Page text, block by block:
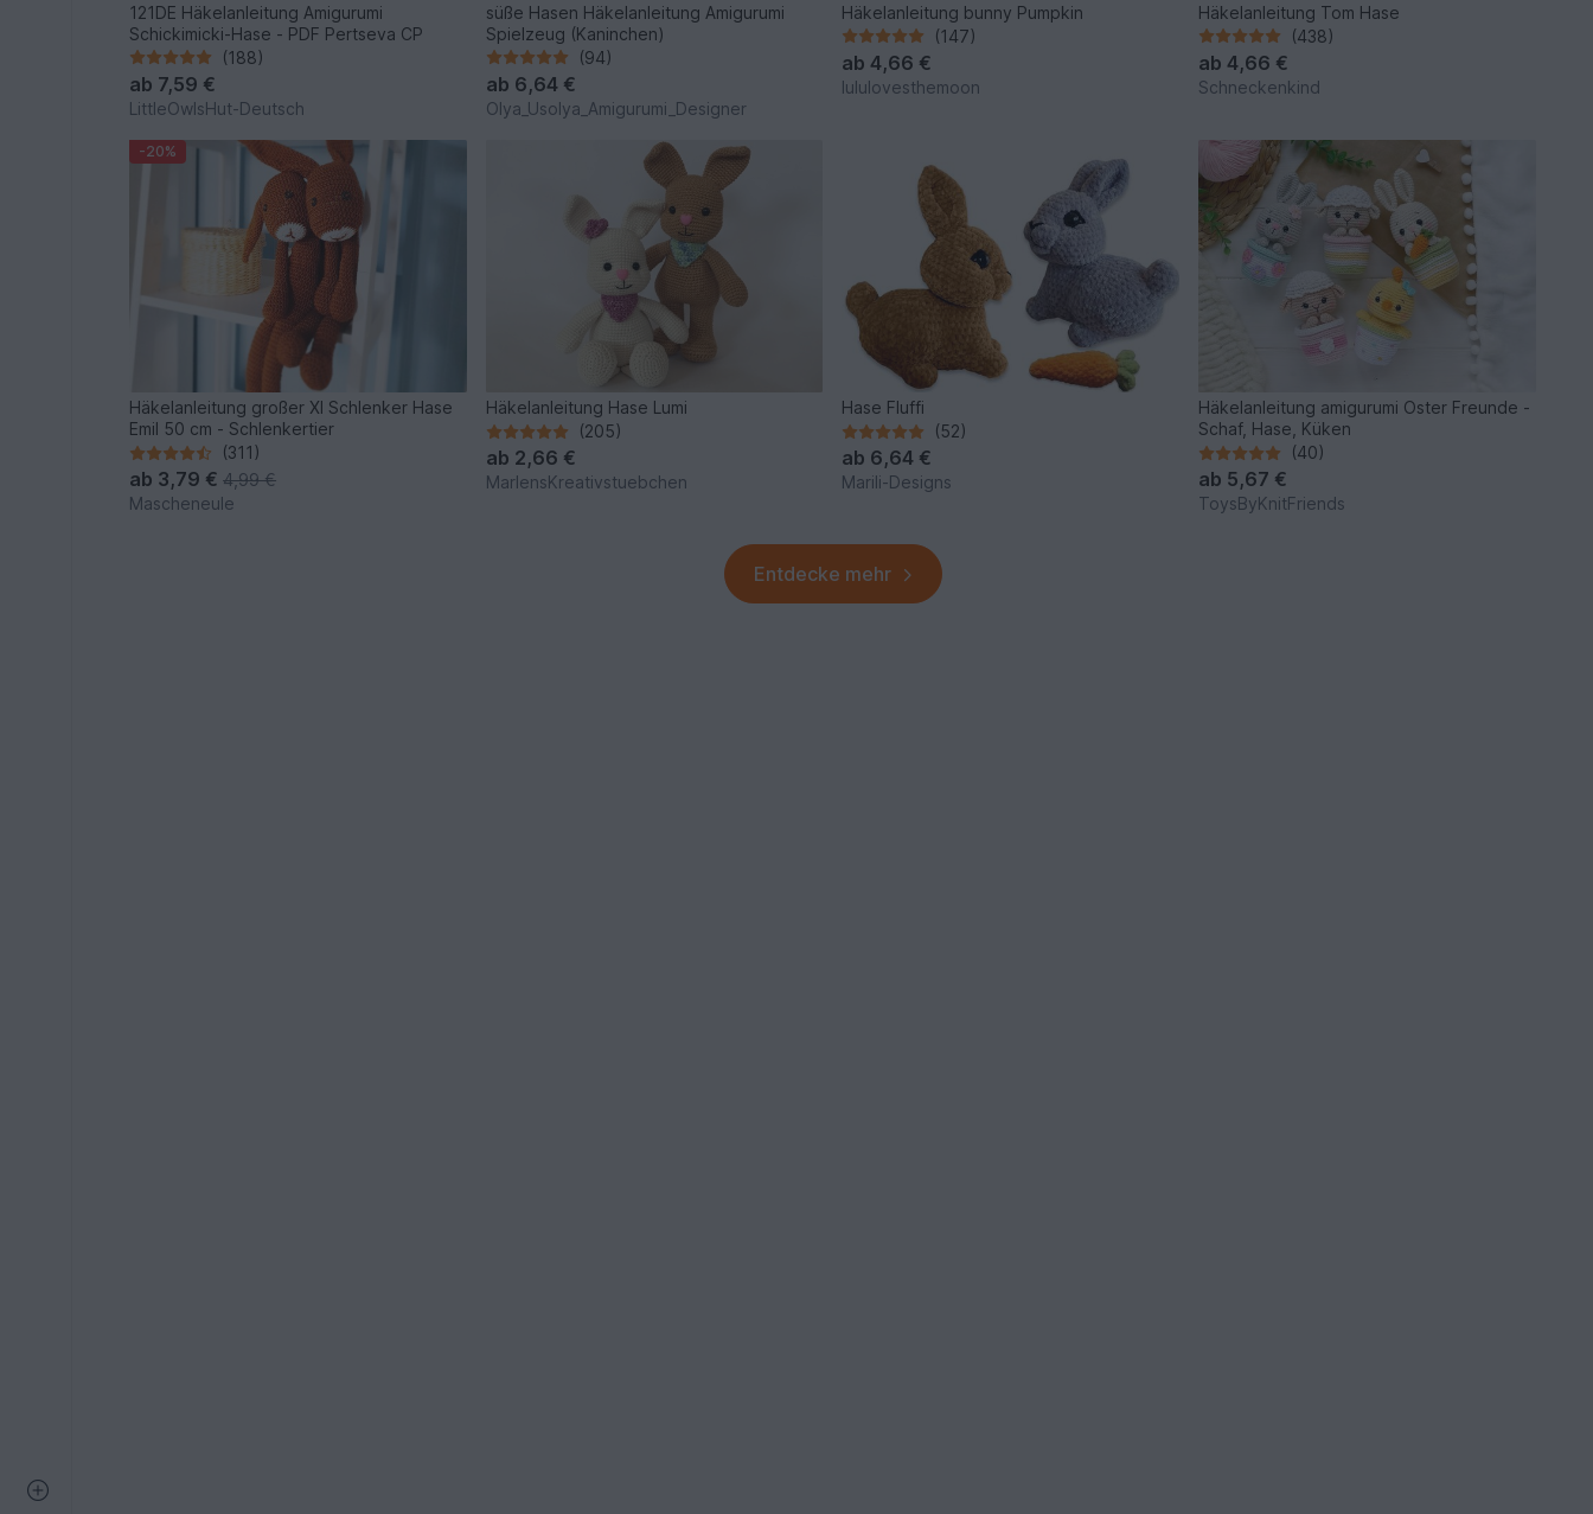
121DE Häkelanleitung Amigurumi
Schickimicki-Hase - PDF Pertseva CP
(188)
ab 7,59 €
LittleOwlsHut-Deutsch
süße Hasen Häkelanleitung Amigurumi
Spielzeug (Kaninchen)
(94)
ab 6,64 €
Olya_Usolya_Amigurumi_Designer
Häkelanleitung bunny Pumpkin
(147)
ab4,66 €
lululovesthemoon
Häkelanleitung Tom Hase
(438)
ab4,66 €
Schneckenkind
-20%
Häkelanleitung großer Xl Schlenker Hase
Emil 50 cm - Schlenkertier
(311)
ab 3,79 €4,99 €
Mascheneule
Häkelanleitung Hase Lumi
(205)
ab 2,66 €
MarlensKreativstuebchen
Hase Fluffi
(52)
ab 6,64 €
Marili-Designs
Häkelanleitung amigurumi Oster Freunde -
Schaf, Hase, Küken
(40)
ab 5,67 €
ToysByKnitFriends
Entdecke mehr